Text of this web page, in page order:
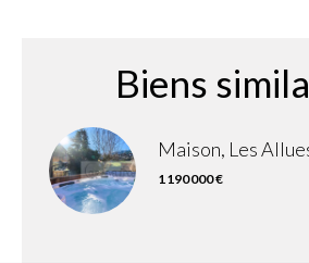
Biens
Maison, Les
1 190 000 €